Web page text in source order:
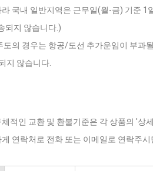
국내 일반지역은 근무일(월-금) 기준
되지 않습니다.)
도의 경우는 항공/도선 추가운임이 부과
지 않습니다.
적인 교환 및 환불기준은 각 상품의 '상
연락처로 전화 또는 이메일로 연락주